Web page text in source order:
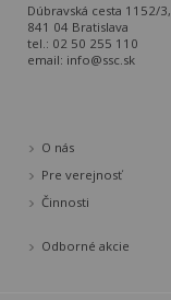
Dúbravská cesta 1152/3,
841 04 Bratislava
tel.: 02 50 255 110
email: info@ssc.sk
O nás
Pre verejnosť
Činnosti
Odborné akcie